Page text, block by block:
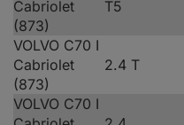
Cabriolet
(873)
T5
VOLVO C70 I
Cabriolet
(873)
2.4 T
VOLVO C70 I